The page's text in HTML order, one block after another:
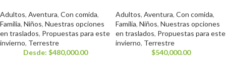
Adultos, Aventura, Con comida,
Familia, Niños, Nuestras opciones
en traslados, Propuestas para este
invierno, Terrestre
Desde: $480,000.00
Adultos, Aventura, Con comida,
Familia, Niños, Nuestras opciones
en traslados, Propuestas para este
invierno, Terrestre
$540,000.00